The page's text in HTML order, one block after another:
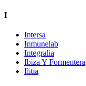
I
Intersa
Inmunelab
Integralia
Ibiza Y Formentera
Ilitia